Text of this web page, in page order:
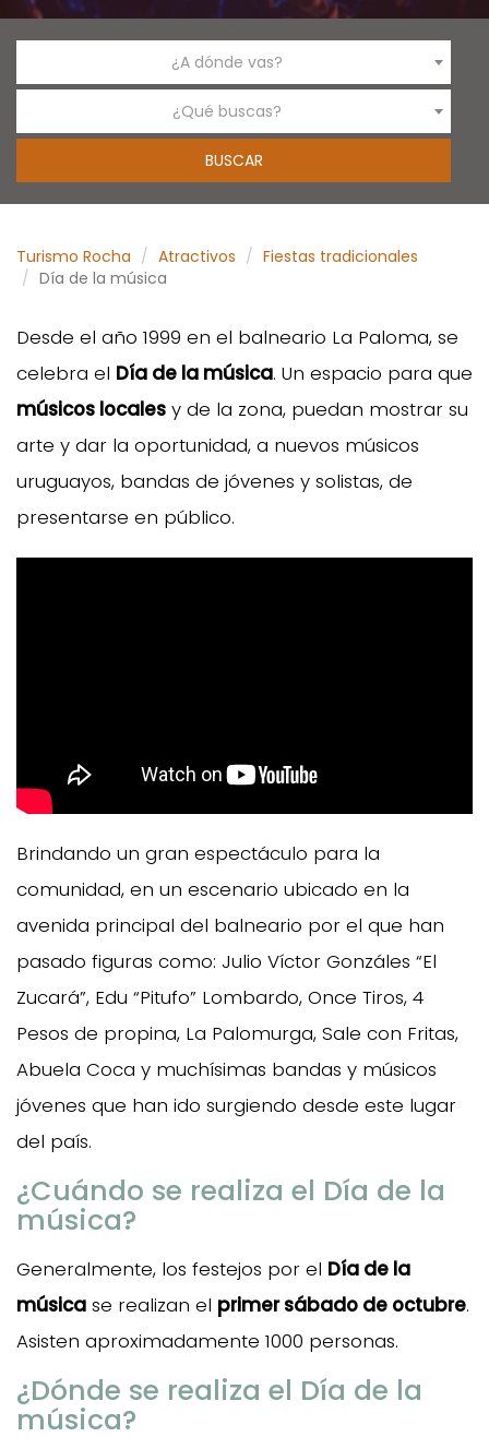
¿A dónde vas?
¿Qué buscas?
Turismo Rocha Atractivos
Fiestas tradicionales
Día de la música
Desde el año 1999 en el balneario La Paloma, se
celebra el Día de la música. Un espacio para que
músicos locales y de la zona, puedan mostrar su
arte y dar la oportunidad, a nuevos músicos
uruguayos, bandas de jóvenes y solistas, de
presentarse en público.
Brindando un gran espectáculo para la
comunidad, en un escenario ubicado en la
avenida principal del balneario por el que han
pasado figuras como: Julio Víctor Gonzáles “El
Zucará”, Edu “Pitufo” Lombardo, Once Tiros, 4
Pesos de propina, La Palomurga, Sale con Fritas,
Abuela Coca y muchísimas bandas y músicos
jóvenes que han ido surgiendo desde este lugar
del país.
¿Cuándo se realiza el Día de la
música?
Generalmente, los festejos por el Día de la
música se realizan el primer sábado de octubre.
Asisten aproximadamente 1000 personas.
¿Dónde se realiza el Día de la
música?